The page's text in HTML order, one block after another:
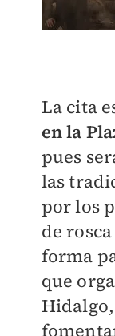
La cita
en la
pues
las
por los
de
forma
que